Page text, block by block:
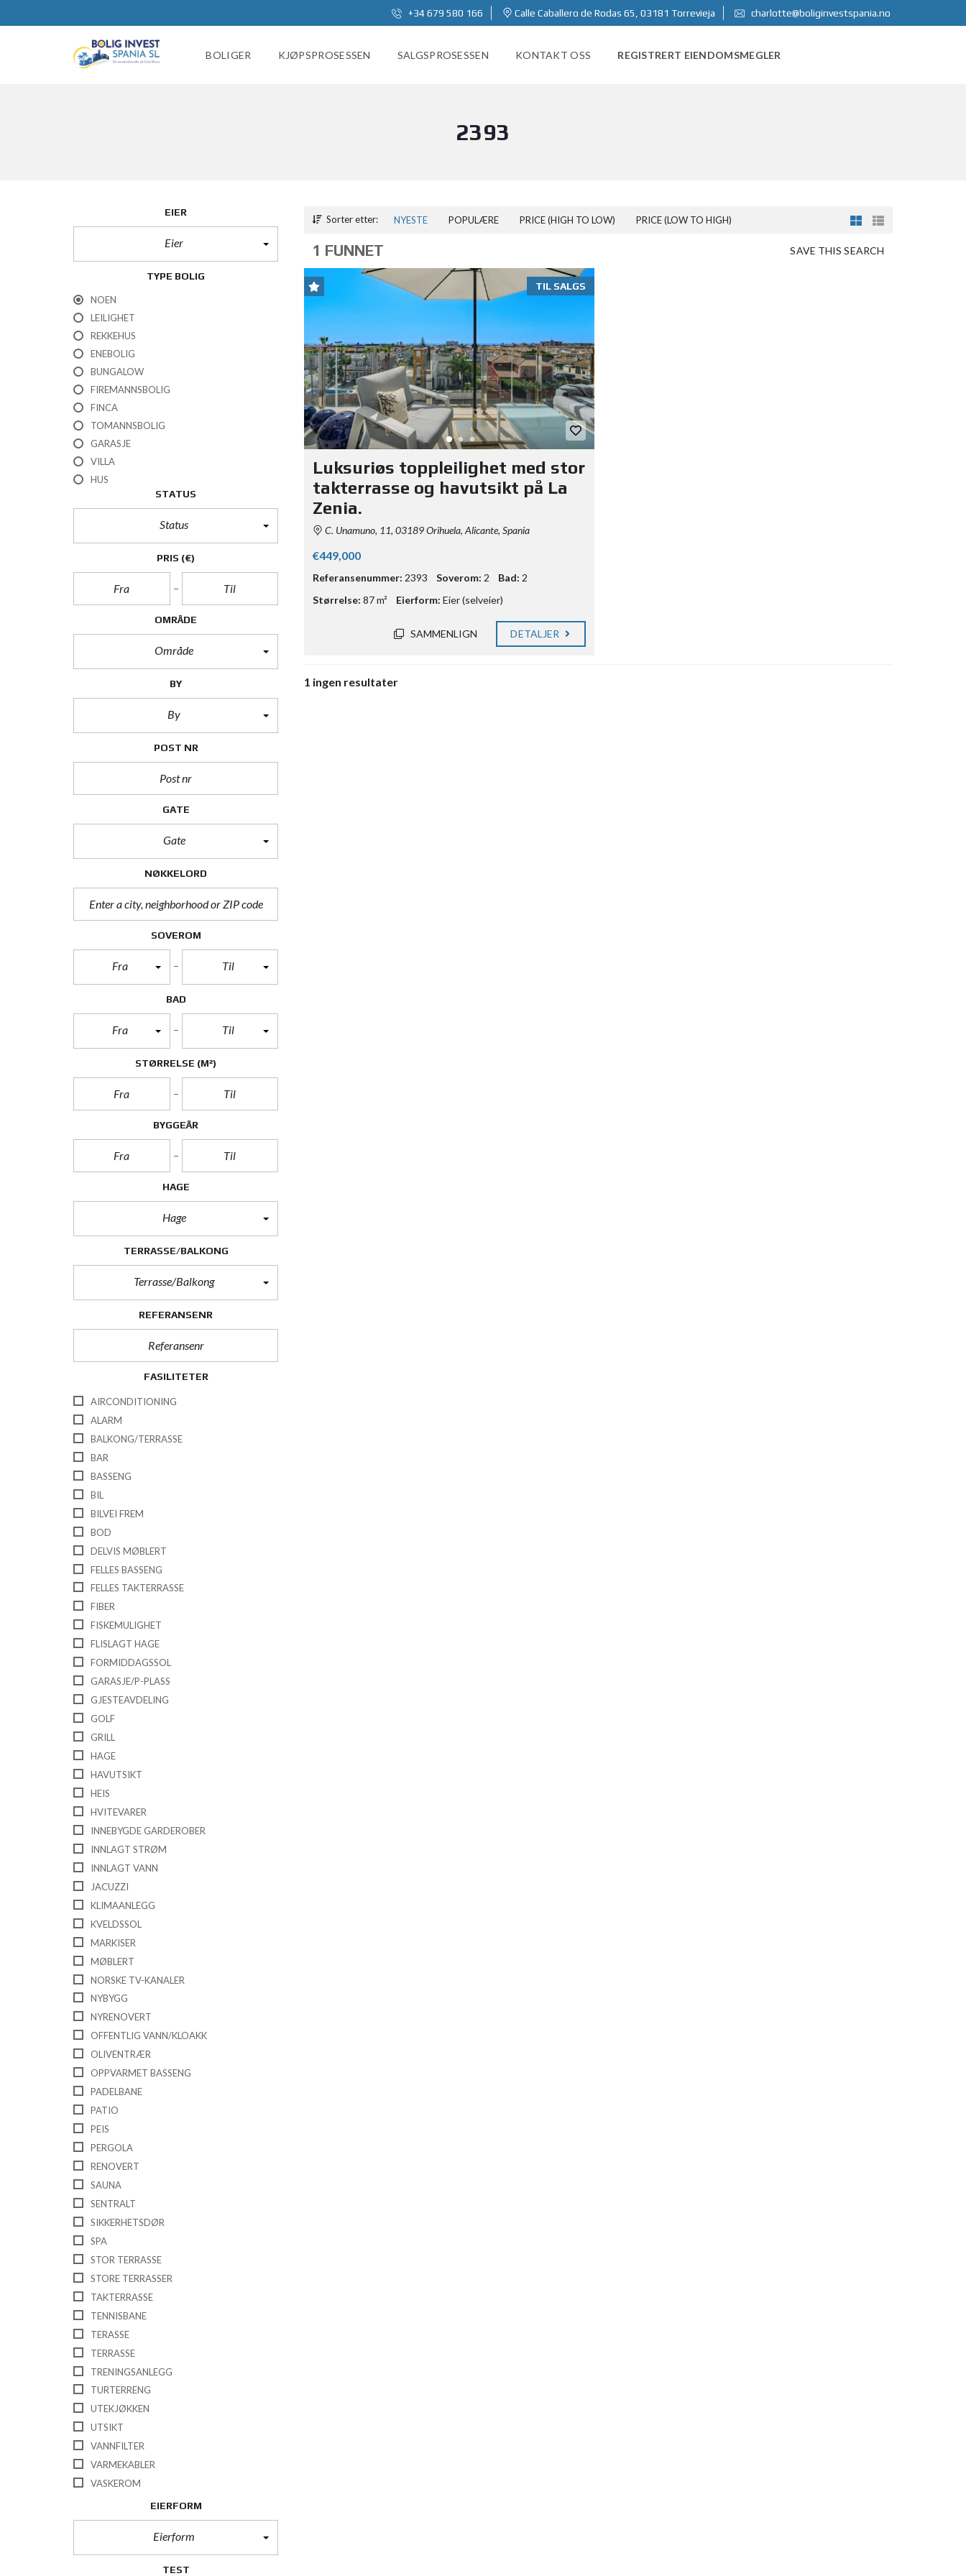
+34 679 580 166 Calle Caballero de Rodas 65, 03181 Torrevieja charlotte@boliginvestspania.no
BOLIGER KJØPSPROSESSEN SALGSPROSESSEN KONTAKT OSS REGISTRERT EIENDOMSMEGLER
2393
EIER
Eier
TYPE BOLIG
NOEN
LEILIGHET
REKKEHUS
ENEBOLIG
BUNGALOW
FIREMANNSBOLIG
FINCA
TOMANNSBOLIG
GARASJE
VILLA
HUS
STATUS
Status
PRIS (€)
OMRÅDE
Område
BY
By
POST NR
GATE
Gate
NØKKELORD
SOVEROM
Fra Til
BAD
Fra Til
STØRRELSE (M²)
BYGGEÅR
HAGE
Hage
TERRASSE/BALKONG
Terrasse/Balkong
REFERANSENR
FASILITETER
AIRCONDITIONING
ALARM
BALKONG/TERRASSE
BAR
BASSENG
BIL
BILVEI FREM
BOD
DELVIS MØBLERT
FELLES BASSENG
FELLES TAKTERRASSE
FIBER
FISKEMULIGHET
FLISLAGT HAGE
FORMIDDAGSSOL
GARASJE/P-PLASS
GJESTEAVDELING
GOLF
GRILL
HAGE
HAVUTSIKT
HEIS
HVITEVARER
INNEBYGDE GARDEROBER
INNLAGT STRØM
INNLAGT VANN
JACUZZI
KLIMAANLEGG
KVELDSSOL
MARKISER
MØBLERT
NORSKE TV-KANALER
NYBYGG
NYRENOVERT
OFFENTLIG VANN/KLOAKK
OLIVENTRÆR
OPPVARMET BASSENG
PADELBANE
PATIO
PEIS
PERGOLA
RENOVERT
SAUNA
SENTRALT
SIKKERHETSDØR
SPA
STOR TERRASSE
STORE TERRASSER
TAKTERRASSE
TENNISBANE
TERASSE
TERRASSE
TRENINGSANLEGG
TURTERRENG
UTEKJØKKEN
UTSIKT
VANNFILTER
VARMEKABLER
VASKEROM
EIERFORM
Eierform
TEST
Sorter etter: NYESTE POPULÆRE PRICE (HIGH TO LOW) PRICE (LOW TO HIGH)
SAVE THIS SEARCH
1 FUNNET
TIL SALGS
Luksuriøs toppleilighet med stor
takterrasse og havutsikt på La
Zenia.
C. Unamuno, 11, 03189 Orihuela, Alicante, Spania
€449,000
Referansenummer: 2393 Soverom: 2 Bad: 2
Størrelse: 87 m² Eierform: Eier (selveier)
SAMMENLIGN DETALJER
1 ingen resultater